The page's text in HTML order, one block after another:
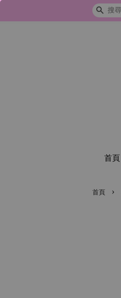
搜尋
首頁
首頁 ›